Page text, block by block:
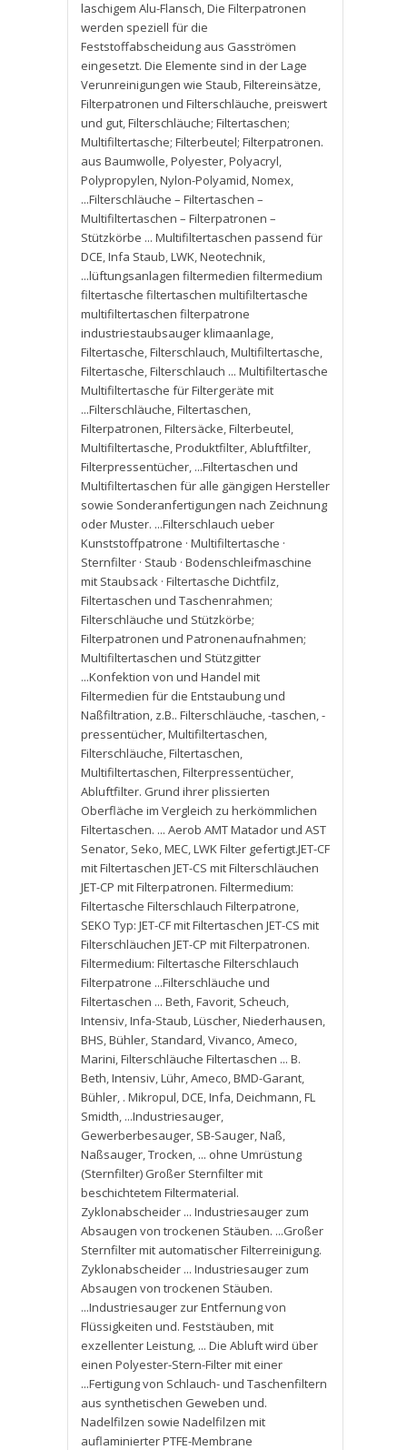
laschigem Alu-Flansch,Die Filterpatronen
werden speziell für die
Feststoffabscheidung aus Gasströmen
eingesetzt. Die Elemente sind in der Lage
Verunreinigungen wie Staub,Filtereinsätze,
Filterpatronen und Filterschläuche,preiswert
und gut,Filterschläuche; Filtertaschen;
Multifiltertasche; Filterbeutel; Filterpatronen.
aus Baumwolle,Polyester,Polyacryl,
Polypropylen,Nylon-Polyamid,Nomex,
...Filterschläuche – Filtertaschen –
Multifiltertaschen – Filterpatronen –
Stützkörbe ... Multifiltertaschen passend für
DCE,Infa Staub,LWK,Neotechnik,
...lüftungsanlagen filtermedien filtermedium
filtertasche filtertaschen multifiltertasche
multifiltertaschen filterpatrone
industriestaubsauger klimaanlage,
Filtertasche,Filterschlauch,Multifiltertasche,
Filtertasche,Filterschlauch ... Multifiltertasche
Multifiltertasche für Filtergeräte mit
...Filterschläuche,Filtertaschen,
Filterpatronen,Filtersäcke,Filterbeutel,
Multifiltertasche,Produktfilter,Abluftfilter,
Filterpressentücher, ...Filtertaschen und
Multifiltertaschen für alle gängigen Hersteller
sowie Sonderanfertigungen nach Zeichnung
oder Muster. ...Filterschlauch ueber
Kunststoffpatrone · Multifiltertasche ·
Sternfilter · Staub · Bodenschleifmaschine
mit Staubsack · Filtertasche Dichtfilz,
Filtertaschen und Taschenrahmen;
Filterschläuche und Stützkörbe;
Filterpatronen und Patronenaufnahmen;
Multifiltertaschen und Stützgitter
...Konfektion von und Handel mit
Filtermedien für die Entstaubung und
Naßfiltration, z.B.. Filterschläuche,-taschen,-
pressentücher,Multifiltertaschen,
Filterschläuche,Filtertaschen,
Multifiltertaschen,Filterpressentücher,
Abluftfilter. Grund ihrer plissierten
Oberfläche im Vergleich zu herkömmlichen
Filtertaschen. ... Aerob AMT Matador und AST
Senator, Seko,MEC,LWK Filter gefertigt.JET-CF
mit Filtertaschen JET-CS mit Filterschläuchen
JET-CP mit Filterpatronen. Filtermedium:
Filtertasche Filterschlauch Filterpatrone,
SEKO Typ: JET-CF mit Filtertaschen JET-CS mit
Filterschläuchen JET-CP mit Filterpatronen.
Filtermedium: Filtertasche Filterschlauch
Filterpatrone ...Filterschläuche und
Filtertaschen ... Beth,Favorit, Scheuch,
Intensiv,Infa-Staub,Lüscher,Niederhausen,
BHS,Bühler, Standard,Vivanco,Ameco,
Marini,Filterschläuche Filtertaschen ... B.
Beth,Intensiv,Lühr,Ameco,BMD-Garant,
Bühler, . Mikropul,DCE,Infa,Deichmann,FL
Smidth, ...Industriesauger,
Gewerberbesauger, SB-Sauger,Naß,
Naßsauger,Trocken, ... ohne Umrüstung
(Sternfilter) Großer Sternfilter mit
beschichtetem Filtermaterial.
Zyklonabscheider ... Industriesauger zum
Absaugen von trockenen Stäuben. ...Großer
Sternfilter mit automatischer Filterreinigung.
Zyklonabscheider ... Industriesauger zum
Absaugen von trockenen Stäuben.
...Industriesauger zur Entfernung von
Flüssigkeiten und. Feststäuben,mit
exzellenter Leistung, ... Die Abluft wird über
einen Polyester-Stern-Filter mit einer
...Fertigung von Schlauch- und Taschenfiltern
aus synthetischen Geweben und.
Nadelfilzen sowie Nadelfilzen mit
auflaminierter PTFE-Membrane